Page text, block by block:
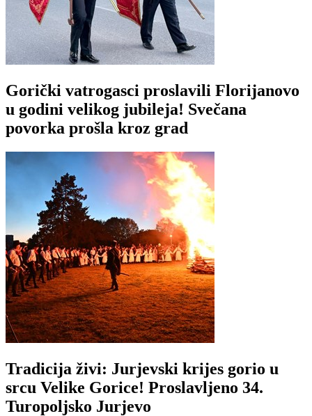
Gorički vatrogasci proslavili Florijanovo
u godini velikog jubileja! Svečana
povorka prošla kroz grad
Tradicija živi: Jurjevski krijes gorio u
srcu Velike Gorice! Proslavljeno 34.
Turopoljsko Jurjevo